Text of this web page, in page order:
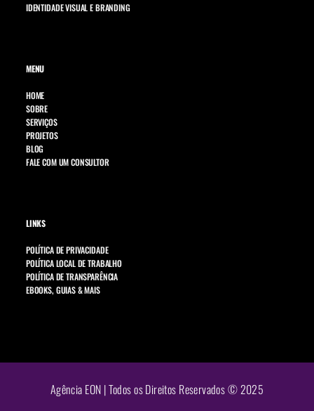
IDENTIDADE VISUAL E BRANDING
MENU
HOME
SOBRE
SERVIÇOS
PROJETOS
BLOG
FALE COM UM CONSULTOR
LINKS
POLÍTICA DE PRIVACIDADE
POLÍTICA LOCAL DE TRABALHO
POLÍTICA DE TRANSPARÊNCIA
EBOOKS, GUIAS & MAIS
Agência EON | Todos os Direitos Reservados © 2025